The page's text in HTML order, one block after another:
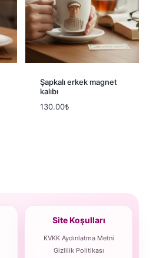
Şapkalı erkek magnet
kalıbı
130.00₺
Site Koşulları
KVKK Aydınlatma Metni
Gizlilik Politikası